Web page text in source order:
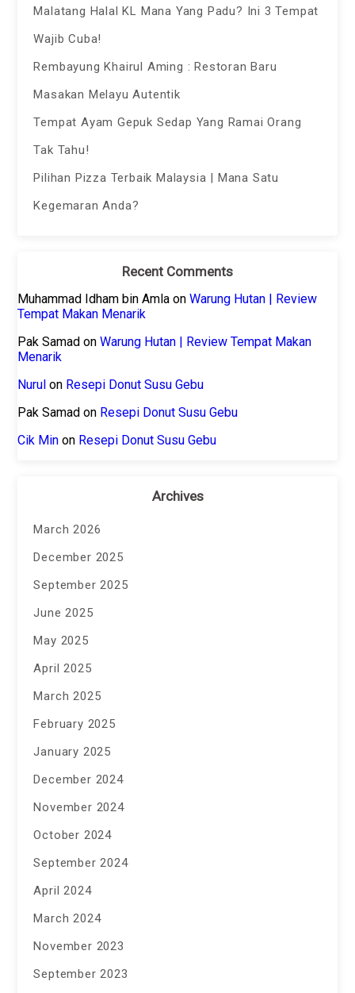
Malatang Halal KL Mana Yang Padu? Ini 3 Tempat
Wajib Cuba!
Rembayung Khairul Aming : Restoran Baru
Masakan Melayu Autentik
Tempat Ayam Gepuk Sedap Yang Ramai Orang
Tak Tahu!
Pilihan Pizza Terbaik Malaysia | Mana Satu
Kegemaran Anda?
Recent Comments
Muhammad Idham bin Amla onWarung Hutan | Review
Tempat Makan Menarik
Pak Samad onWarung Hutan | Review Tempat Makan
Menarik
Nurul on Resepi Donut Susu Gebu
Pak Samad on Resepi Donut Susu Gebu
Cik Min on Resepi Donut Susu Gebu
Archives
March 2026
December 2025
September 2025
June 2025
May 2025
April 2025
March 2025
February 2025
January 2025
December 2024
November 2024
October 2024
September 2024
April 2024
March 2024
November 2023
September 2023